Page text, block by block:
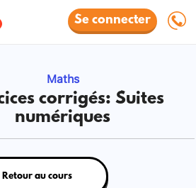
Se connecter
Maths
corrigés: Suites
numériques
Retour au cours